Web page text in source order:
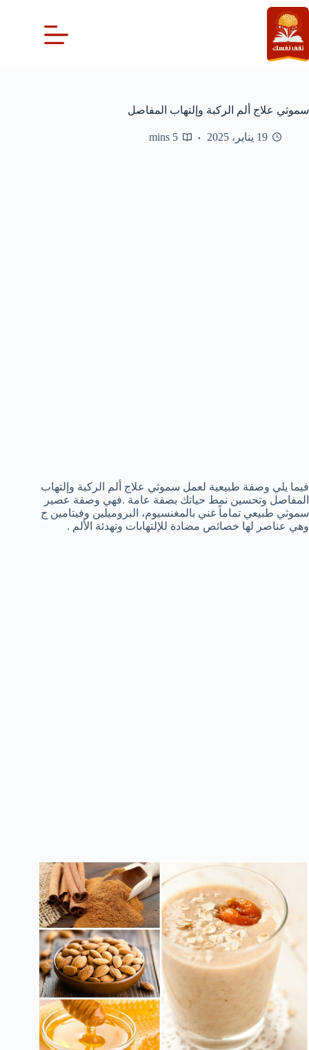
التجاوز
إلى
المحتوى
سموثي علاج ألم الركبة وإلتهاب المفاصل
19 يناير، 2025 5 mins
فيما يلي وصفة طبيعية لعمل سموثي علاج ألم الركبة وإلتهاب
المفاصل وتحسين نمط حياتك بصفة عامة .فهي وصفة عصير
سموثي طبيعي تماماً غني بالمغنسيوم، البروميلين وفيتامين ج
وهي عناصر لها خصائص مضادة للإلتهابات وتهدئة الألم .